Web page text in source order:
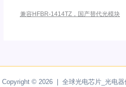
兼容HFBR-1414TZ，国产替代光模块
Copyright © 2026 | 全球光电芯片_光电器